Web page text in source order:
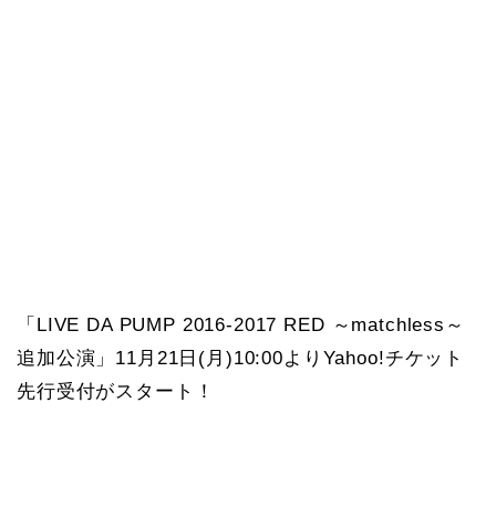
「LIVE DA PUMP 2016-2017 RED ～matchless～
追加公演」11月21日(月)10:00よりYahoo!チケット
先行受付がスタート！